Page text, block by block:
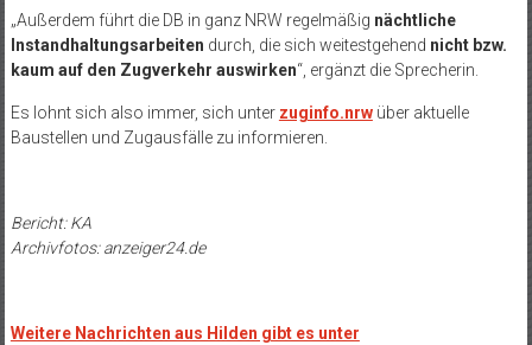
„Außerdem führt die DB in ganz NRW regelmäßig nächtliche
Instandhaltungsarbeiten durch, die sich weitestgehend nicht bzw.
kaum auf den Zugverkehr auswirken“, ergänzt die Sprecherin.
Es lohnt sich also immer, sich unter zuginfo.nrwüber aktuelle
Baustellen und Zugausfälle zu informieren.
Bericht: KA
Archivfotos: anzeiger24.de
Weitere Nachrichten aus Hilden gibt es unter